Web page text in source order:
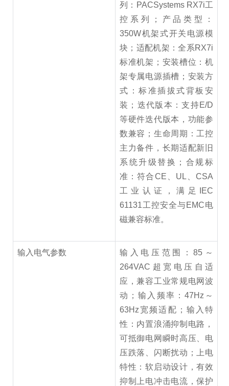
列：PACSystems RX7i工
控系列；产品类型：
350W机架式开关电源模
块；适配机架：全系RX7i
标准机架；安装槽位：机
架专属电源插槽；安装方
式：标准插拔式背板安
装；迭代版本：支持E/D
等硬件迭代版本，功能参
数兼容；生命周期：工控
主力备件，长期适配新旧
系统升级替换；合规标
准：符合CE、UL、CSA
工业认证，满足IEC
61131工控安全与EMC电
磁兼容标准。
输入电气参数
输入电压范围：85～
264VAC超宽电压自适
应，兼容工业常规电网波
动；输入频率：47Hz～
63Hz宽频适配；输入特
性：内置浪涌抑制电路，
可抵御电网瞬时高压、电
压跌落、闪断扰动；上电
特性：软启动设计，有效
抑制上电冲击电流，保护